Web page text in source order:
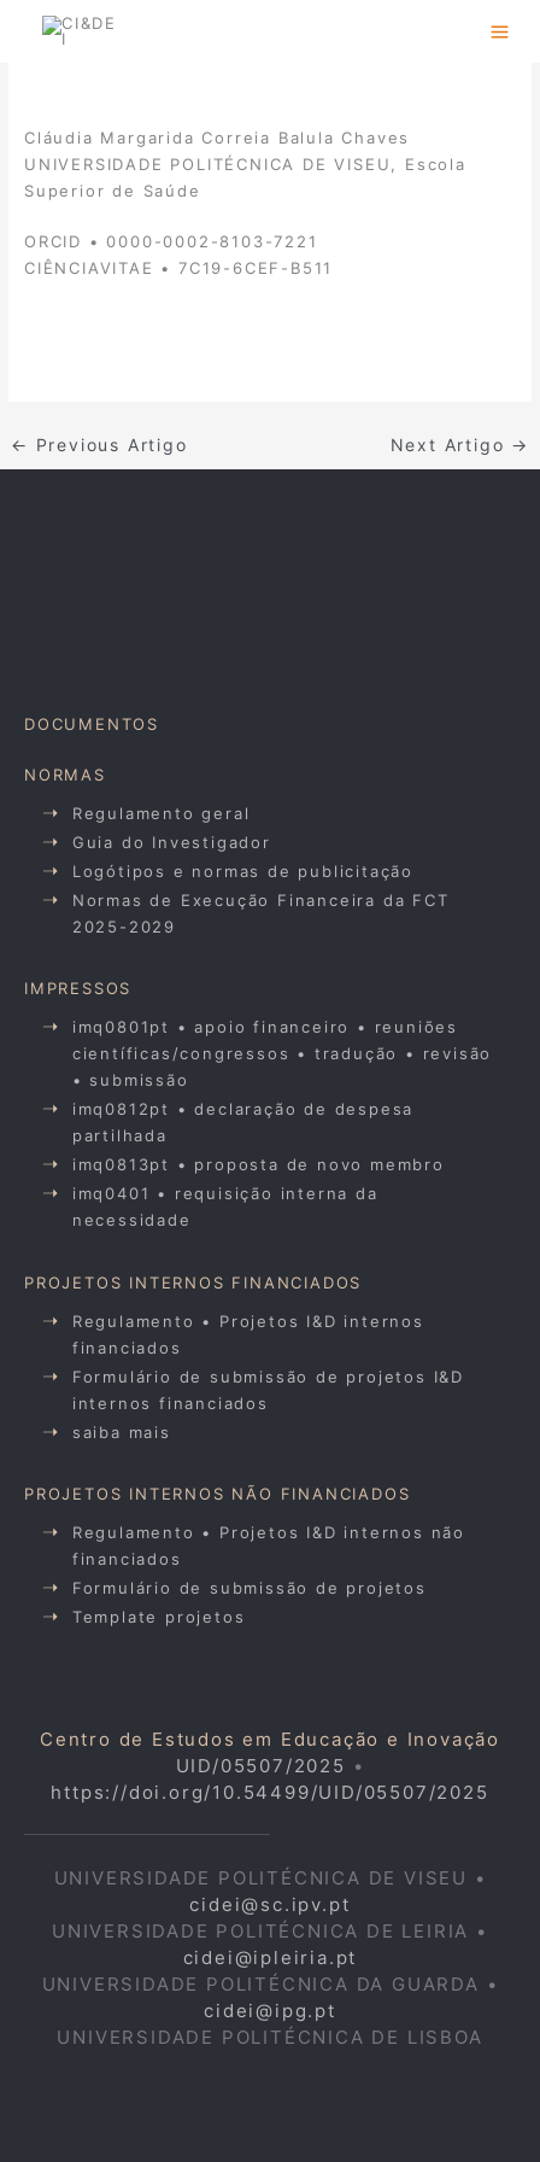
Cláudia Margarida Correia Balula Chaves
UNIVERSIDADE POLITÉCNICA DE VISEU, Escola
Superior de Saúde
ORCID • 0000-0002-8103-7221
CIÊNCIAVITAE • 7C19-6CEF-B511
← Previous Artigo Next Artigo →
DOCUMENTOS
NORMAS
Regulamento geral
Guia do Investigador
Logótipos e normas de publicitação
Normas de Execução Financeira da FCT
2025-2029
IMPRESSOS
imq0801pt • apoio financeiro • reuniões
científicas/congressos • tradução • revisão
• submissão
imq0812pt • declaração de despesa
partilhada
imq0813pt • proposta de novo membro
imq0401 • requisição interna da
necessidade
PROJETOS INTERNOS FINANCIADOS
Regulamento • Projetos I&D internos
financiados
Formulário de submissão de projetos I&D
internos financiados
saiba mais
PROJETOS INTERNOS NÃO FINANCIADOS
Regulamento • Projetos I&D internos não
financiados
Formulário de submissão de projetos
Template projetos
Centro de Estudos em Educação e Inovação
UID/05507/2025 •
https://doi.org/10.54499/UID/05507/2025
UNIVERSIDADE POLITÉCNICA DE VISEU •
cidei@sc.ipv.pt
UNIVERSIDADE POLITÉCNICA DE LEIRIA •
cidei@ipleiria.pt
UNIVERSIDADE POLITÉCNICA DA GUARDA •
cidei@ipg.pt
UNIVERSIDADE POLITÉCNICA DE LISBOA